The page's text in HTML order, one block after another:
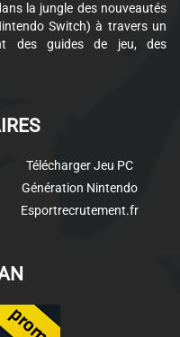
la jungle des nouveautés
Switch) à travers un
des guides de jeu, des
Télécharger Jeu PC
Génération Nintendo
Esportrecrutement.fr